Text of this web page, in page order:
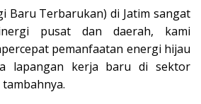
Baru Terbarukan) di Jatim sangat
pusat dan daerah, kami
pemanfaatan energi hijau
lapangan kerja baru di sektor